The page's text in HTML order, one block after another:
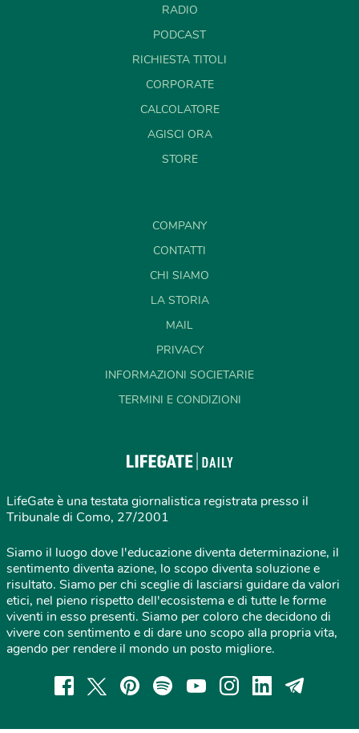
RADIO
PODCAST
RICHIESTA TITOLI
CORPORATE
CALCOLATORE
AGISCI ORA
STORE
COMPANY
CONTATTI
CHI SIAMO
LA STORIA
MAIL
PRIVACY
INFORMAZIONI SOCIETARIE
TERMINI E CONDIZIONI
LifeGate è una testata giornalistica registrata presso il
Tribunale di Como, 27/2001
Siamo il luogo dove l'educazione diventa determinazione, il
sentimento diventa azione, lo scopo diventa soluzione e
risultato. Siamo per chi sceglie di lasciarsi guidare da valori
etici, nel pieno rispetto dell'ecosistema e di tutte le forme
viventi in esso presenti. Siamo per coloro che decidono di
vivere con sentimento e di dare uno scopo alla propria vita,
agendo per rendere il mondo un posto migliore.